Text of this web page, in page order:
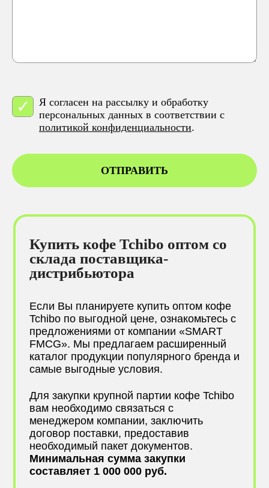
Я согласен на рассылку и обработку
персональных данных в соответствии с
политикой конфиденциальности.
ОТПРАВИТЬ
Купить кофе Tchibo оптом со
склада поставщика-
дистрибьютора
Если Вы планируете купить оптом кофе
Tchibo по выгодной цене, ознакомьтесь с
предложениями от компании «SMART
FMCG». Мы предлагаем расширенный
каталог продукции популярного бренда и
самые выгодные условия.
Для закупки крупной партии кофе Tchibo
вам необходимо связаться с
менеджером компании, заключить
договор поставки, предоставив
необходимый пакет документов.
Минимальная сумма закупки
составляет 1 000 000 руб.